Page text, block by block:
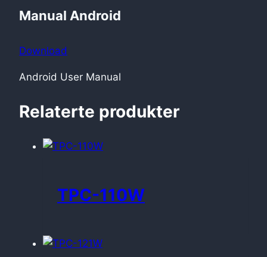
Manual Android
Download
Android User Manual
Relaterte produkter
TPC-110W